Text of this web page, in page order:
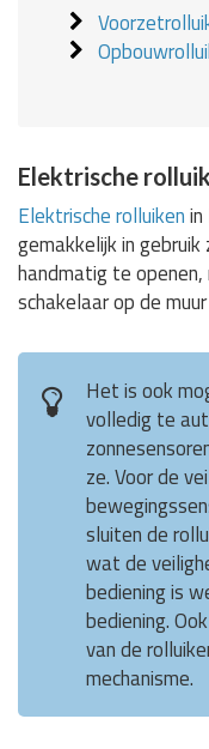
Elektrische
Elektrische rolluiken
gemakkelijk in
handmatig te
schakelaar op de
Het is ook
volledig te
ze. Voor de
sluiten de
wat de
bediening is
bediening.
van de
mechanisme.